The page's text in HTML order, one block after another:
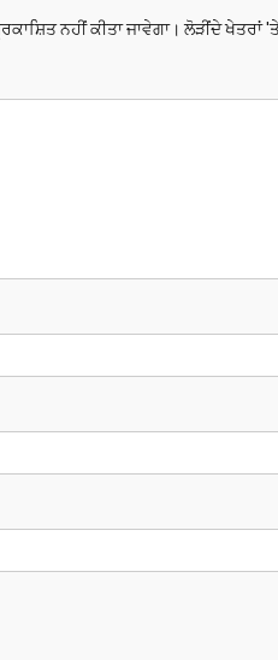
ਨਹੀਂ ਕੀਤਾ ਜਾਵੇਗਾ। ਲੋੜੀਂਦੇ ਖੇਤਰਾਂ